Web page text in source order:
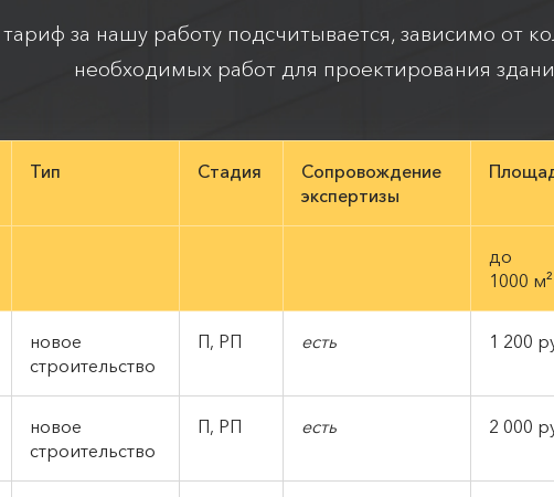
за нашу работу подсчитывается, зависимо от
необходимых работ для проектирования
Тип Стадия
Сопровождение
экспертизы
до
1000 м²
новое
строительство
П, РП есть 1 200
новое
строительство
П, РП есть 2 000